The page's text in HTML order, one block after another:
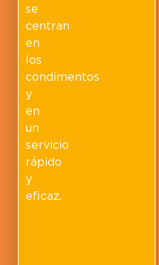
se
centran
en
los
condimentos
y
en
un
servicio
rápido
y
eficaz.